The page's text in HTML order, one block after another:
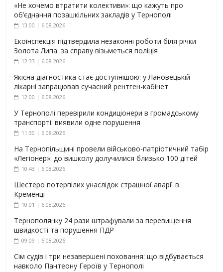
«Не хочемо втратити колективи»: що кажуть про
об’єднання позашкільних закладів у Тернополі
13:00 | 6.08.2026
Екоінспекція підтвердила незаконні роботи біля річки
Золота Липа: за справу візьметься поліція
12:33 | 6.08.2026
Якісна діагностика стає доступнішою: у Лановецькій
лікарні запрацював сучасний рентген-кабінет
12:00 | 6.08.2026
У Тернополі перевірили кондиціонери в громадському
транспорті: виявили одне порушення
11:30 | 6.08.2026
На Тернопільщині провели військово-патріотичний табір
«Легіонер»: до вишколу долучилися близько 100 дітей
10:43 | 6.08.2026
Шестеро потерпілих унаслідок страшної аварії в
Кременці
10:01 | 6.08.2026
Тернополянку 24 рази штрафували за перевищення
швидкості та порушення ПДР
09:09 | 6.08.2026
Сім судів і три незавершені поховання: що відбувається
навколо Пантеону Героїв у Тернополі